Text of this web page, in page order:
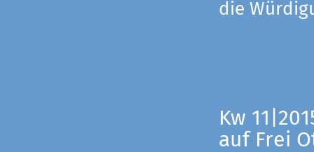
die
Kw
auf Frei